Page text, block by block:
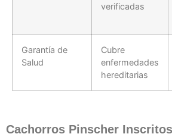
verificadas
Garantía de
Salud
Cubre
enfermedades
hereditarias
Cachorros Pinscher